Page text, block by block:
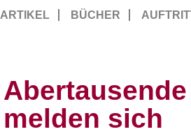
ARTIKEL BÜCHER
melden sich